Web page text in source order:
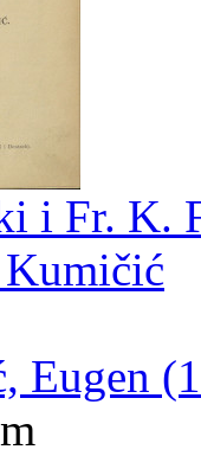
i Fr. K.
Eugen